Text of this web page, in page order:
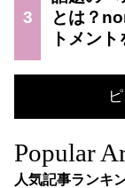
3
とは？
トメン
Popular
人気記事ランキ